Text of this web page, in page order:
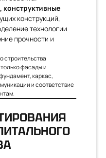
конструктивные
конструкций,
технологии
прочности и
строительства
фасады и
каркас,
и соответствие